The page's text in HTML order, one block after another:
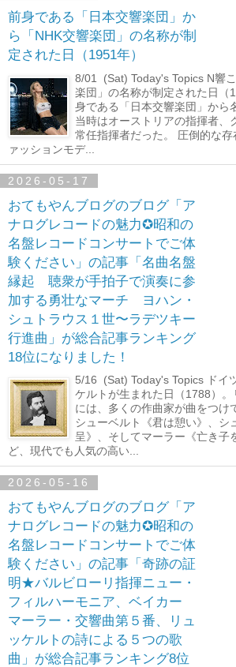
前身である「日本交響楽団」か
ら「NHK交響楽団」の名称が制
定された日（1951年）
8/01 (Sat) Today's Topics N響
楽団」の名称が制定された日（
身である「日本交響楽団」から
当時はオーストリアの指揮者、
常任指揮者だった。 圧倒的な存
ァッションモデ...
2026-05-17
おてもやんブログのブログ「ア
ナログレコードの魅力✪昭和の
名盤レコードコンサートでご体
験ください」の記事「名曲名盤
縁起 聴衆が手拍子で演奏に参
加する勇壮なマーチ ヨハン・
シュトラウス１世〜ラデツキー
行進曲」が総合記事ランキング
18位になりました！
5/16 (Sat) Today's Topics ドイ
ケルトが生まれた日（1788）
には、多くの作曲家が曲をつけ
シューベルト《君は憩い》、シ
呈》、そしてマーラー《亡き子
ど、現代でも人気の高い...
2026-05-16
おてもやんブログのブログ「ア
ナログレコードの魅力✪昭和の
名盤レコードコンサートでご体
験ください」の記事「奇跡の証
明★バルビローリ指揮ニュー・
フィルハーモニア、ベイカー
マーラー・交響曲第５番、リュ
ッケルトの詩による５つの歌
曲」が総合記事ランキング8位